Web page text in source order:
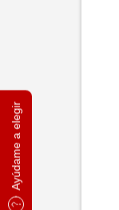
Ayúdame a elegir